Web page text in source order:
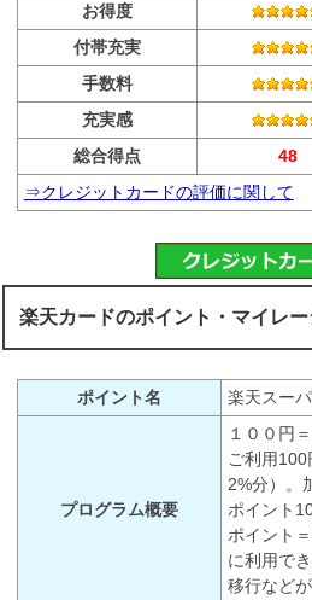
お得度
付帯充実
手数料
充実感
総合得点
48
⇒クレジットカードの評価に関して
楽天カードのポイント・マイレ
ポイント名 楽天スー
プログラム概要
１００円
ご利用100
2%分）。
ポイント
ポイント
に利用で
移行などが